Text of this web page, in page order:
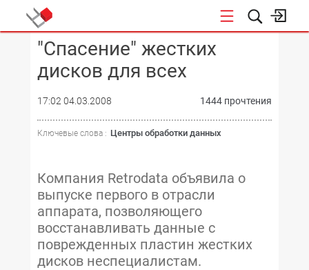
КОНФЕРЕНЦИИ
"Спасение" жестких
дисков для всех
17:02 04.03.2008 1444 прочтения
Ключевые слова : Центры обработки данных
Компания Retrodata объявила о
выпуске первого в отрасли
аппарата, позволяющего
восстанавливать данные с
поврежденных пластин жестких
дисков неспециалистам.